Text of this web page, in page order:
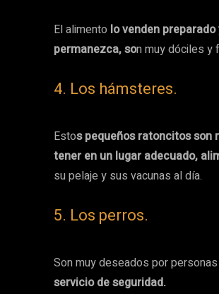
El alimento lo venden
permanezca, son muy dóciles y
4. Los hámsteres.
Estos pequeños ratoncitos son
tener en un lugar adecuado,
su pelaje y sus vacunas al día.
5. Los perros.
Son muy deseados por
servicio de seguridad.